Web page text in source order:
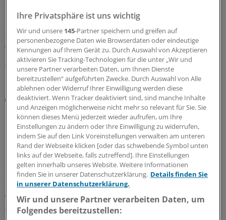
die Cannabistherapie auf Kasse verschärft. KBV und
Krankenkassen stellen nun klar, wie mit dem
sechsmonatigen Therapieversuch zu verfahren ist. Und
welche Ausnahmen gelten.
06.08.2026
Folgen der Klimakrise
Besserer Schutz vor Hitzewellen:
Gesundheitsorganisationen veröffentlichen
Erklärung
Mehr Umsetzung, bessere Prävention und Schutz für
Risikogruppen – in einer Europa-Erklärung fordern über
80 Gesundheitsorganisationen, dass aus
Hitzeschutzplänen endlich Handlungen folgen und
geben konkrete Tipps.
06.08.2026
Ihre Privatsphäre ist uns wichtig
Wir und unsere 145-Partner speichern und greifen auf
personenbezogene Daten wie Browserdaten oder eindeutige
Kennungen auf Ihrem Gerät zu. Durch Auswahl von Akzeptieren
aktivieren Sie Tracking-Technologien für die unter „Wir und
unsere Partner verarbeiten Daten, um Ihnen Dienste
bereitzustellen“ aufgeführten Zwecke. Durch Auswahl von Alle
ablehnen oder Widerruf Ihrer Einwilligung werden diese
deaktiviert. Wenn Tracker deaktiviert sind, sind manche Inhalte
und Anzeigen möglicherweise nicht mehr so relevant für Sie. Sie
können dieses Menü jederzeit wieder aufrufen, um Ihre
Einstellungen zu ändern oder Ihre Einwilligung zu widerrufen,
indem Sie auf den Link Voreinstellungen verwalten am unteren
Rand der Webseite klicken [oder das schwebende Symbol unten
links auf der Webseite, falls zutreffend]. Ihre Einstellungen
gelten innerhalb unseres Website. Weitere Informationen
finden Sie in unserer Datenschutzerklärung. Details finden Sie
in unserer Datenschutzerklärung.
Wir und unsere Partner verarbeiten Daten, um
Folgendes bereitzustellen: